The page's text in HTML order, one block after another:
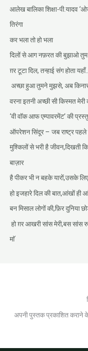
आलेख बालिका शिक्षा-पी.यादव
तिरंगा
कर भला तो हो भला
दिलों से आग नफ़रत की बुझाओ तुम
ग़र टूटा दिल, तन्हाई संग होता यहाँ..
अच्छा हुआ तुमने मुझसे, अब
वरना इतनी अच्छी सी किस्मत मेरी
‘वी वॉक आफ एम्पावरमेंट’ की
ऑपरेशन सिंदूर – जब राष्ट्र पहले
मुश्किलों से भरी है जीवन,दिखती
बाज़ार
है पीकर भी न बहके यारों,उसके
हो इजहारे दिल की बात,आंखों ही
बन मिसाल लोगों की,फ़िर दुनिया
हो ग़र आखरी सांस मेरी,बस सांस
माॅ
अपनी पुस्तक प्रकाशित कराने